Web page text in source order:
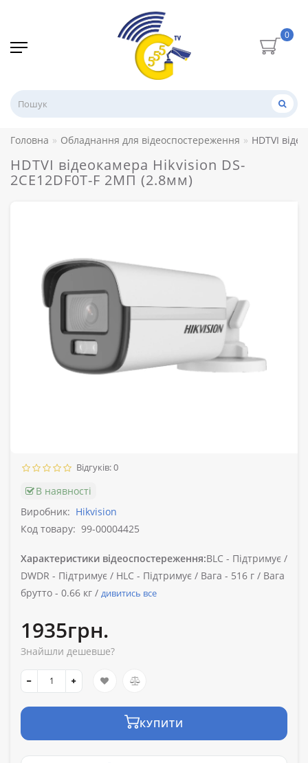
0
Головна Обладнання для відеоспостереження HDTVI
HDTVI відеокамера Hikvision DS-
2CE12DF0T-F 2МП (2.8мм)
Відгуків: 0
В наявності
Виробник: Hikvision
Код товару: 99-00004425
Характеристики відеоспостереження:BLC - Підтримує /
DWDR - Підтримує / HLC - Підтримує / Вага - 516 г / Вага
брутто - 0.66 кг / дивитись все
1935грн.
Знайшли дешевше?
КУПИТИ